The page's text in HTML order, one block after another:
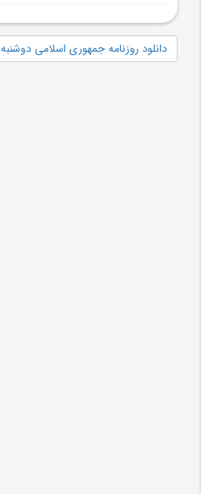
دانلود روزنامه جمهوری اسلامی دوشنبه 1404/05/20 شماره 13156